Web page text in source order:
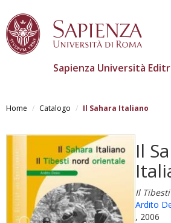
main
Sapienza Università
Home Catalogo Il Sahara Italiano
Il
Il
Ardito
, 2006